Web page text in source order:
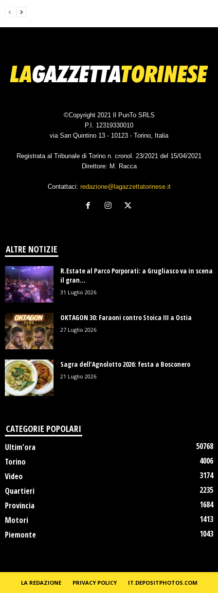
©Copyright 2021 Il PunTo SRLS
P.I. 12319330010
via San Quintino 13 - 10123 - Torino, Italia
Registrata al Tribunale di Torino n. cronol. 23/2021 del 15/04/2021
Direttore: M. Racca
Contattaci: redazione@lagazzettatorinese.it
ALTRE NOTIZIE
R.Estate al Parco Porporati: a Grugliasco va in scena
il gran...
31 Luglio 2026
OKTAGON 30: Faraoni contro Stoica III a Ostia
27 Luglio 2026
Sagra dell’Agnolotto 2026: festa a Bosconero
21 Luglio 2026
CATEGORIE POPOLARI
Ultim'ora
50768
Torino
4006
Video
3174
Quartieri
2235
Provincia
1684
Motori
1413
Piemonte
1043
LA REDAZIONE PRIVACY POLICY IT.DEPOSITPHOTOS.COM